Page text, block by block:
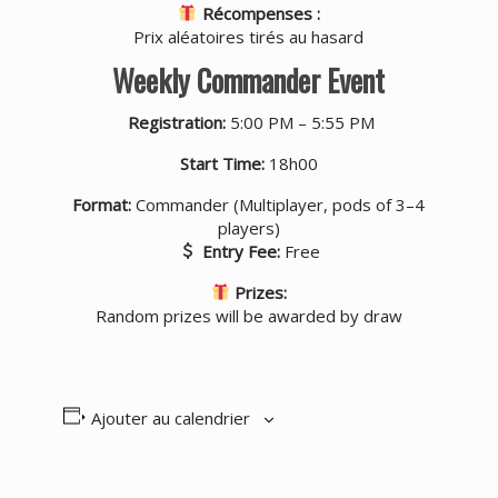
Récompenses :
Prix aléatoires tirés au hasard
Weekly Commander Event
Registration:5:00 PM – 5:55 PM
Start Time:18h00
Format: Commander (Multiplayer, pods of 3–4
players)
Entry Fee:Free
Prizes:
Random prizes will be awarded by draw
Ajouter au calendrier